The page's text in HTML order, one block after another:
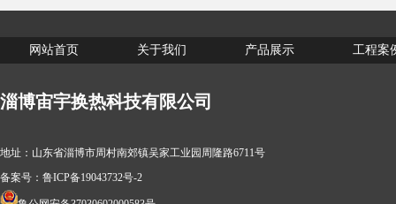
网站首页 关于我们 产品展示 工程案
淄博宙宇换热科技有限公司
地址：山东省淄博市周村南郊镇吴家工业园周隆路6711号
备案号： 鲁ICP备19043732号-2